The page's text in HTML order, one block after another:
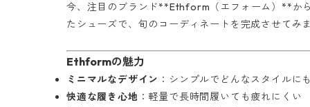
今、注目のブランド**Ethform（エフォーム）**か
たシューズで、旬のコーディネートを完成させてみ
Ethformの魅力
ミニマルなデザイン ：シンプルでどんなスタイルに
快適な履き心地 ：軽量で長時間履いても疲れにくい